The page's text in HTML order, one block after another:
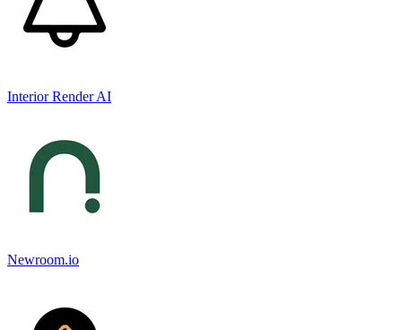
Interior Render AI
Newroom.io